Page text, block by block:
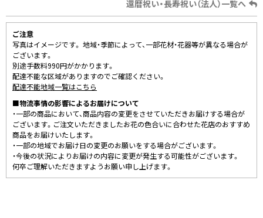
還暦祝い・長寿祝い（法人）一覧へ
ご注意
写真はイメージです。 地域・季節によって、一部花材・花器等が異なる場合が
ございます。
別途手数料990円がかかります。
配達不能な区域がありますのでご確認ください。
配達不能地域一覧はこちら
■物流事情の影響によるお届けについて
・一部の商品において、商品内容の変更をさせていただきお届けする場合が
ございます。ご注文いただきましたお花の色合いに合わせた花店のおすすめ
商品をお届けいたします。
・一部の地域でお届け日の変更のお願いをする場合がございます。
・今後の状況によりお届けの内容に変更が発生する可能性がございます。
何卒ご理解いただきますようお願い申し上げます。